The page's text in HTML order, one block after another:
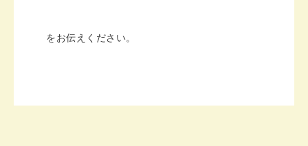
をお伝えください。